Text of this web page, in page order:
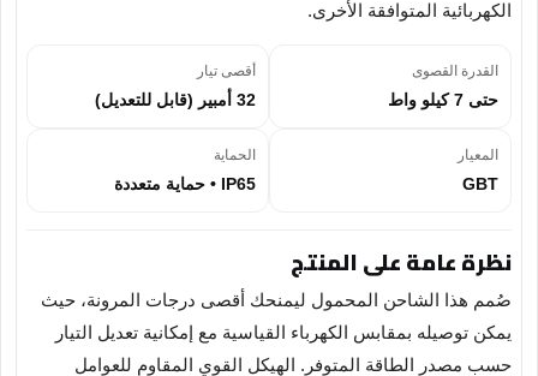
الكهربائية المتوافقة الأخرى.
القدرة القصوى
حتى 7 كيلو واط
أقصى تيار
32 أمبير (قابل للتعديل)
المعيار
GBT
الحماية
IP65 • حماية متعددة
نظرة عامة على المنتج
صُمم هذا الشاحن المحمول ليمنحك أقصى درجات المرونة، حيث
يمكن توصيله بمقابس الكهرباء القياسية مع إمكانية تعديل التيار
حسب مصدر الطاقة المتوفر. الهيكل القوي المقاوم للعوامل